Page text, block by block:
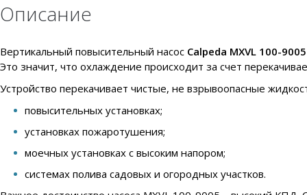
Описание
Вертикальный повысительный насос Calpeda MXVL 100-9005
Это значит, что охлаждение происходит за счет
Устройство перекачивает чистые, не взрывоопасные
повысительных установках;
установках пожаротушения;
моечных установках с высоким напором;
системах полива садовых и огородных участков.